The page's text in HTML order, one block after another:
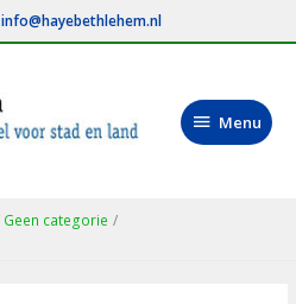
info@hayebethlehem.nl
Menu
Menu
Geen categorie